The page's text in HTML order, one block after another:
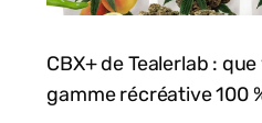
CBX+ de Tealerlab :
gamme récréative 100